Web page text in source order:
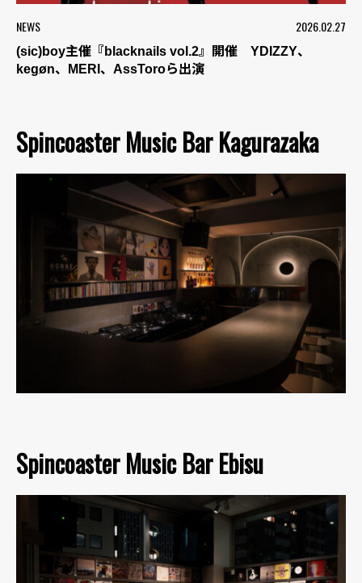
NEWS 2026.02.27
(sic)boy主催『blacknails vol.2』開催 YDIZZY、
kegøn、MERI、AssToroら出演
Spincoaster Music Bar Kagurazaka
Spincoaster Music Bar Ebisu